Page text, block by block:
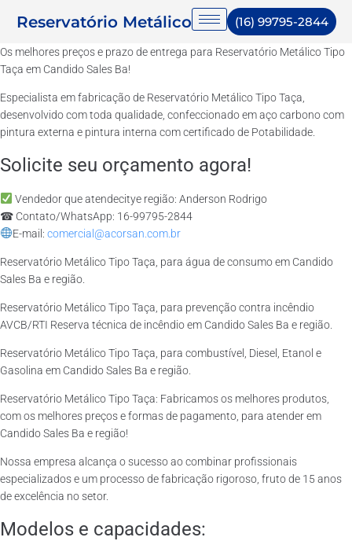
Reservatório Metálico (16) 99795-2844
Os melhores preços e prazo de entrega para Reservatório Metálico Tipo
Taça em Candido Sales Ba!
Especialista em fabricação de Reservatório Metálico Tipo Taça,
desenvolvido com toda qualidade, confeccionado em aço carbono com
pintura externa e pintura interna com certificado de Potabilidade.
Solicite seu orçamento agora!
Vendedor que atendecitye região: Anderson Rodrigo
☎ Contato/WhatsApp: 16-99795-2844
E-mail: comercial@acorsan.com.br
Reservatório Metálico Tipo Taça, para água de consumo em Candido
Sales Ba e região.
Reservatório Metálico Tipo Taça, para prevenção contra incêndio
AVCB/RTI Reserva técnica de incêndio em Candido Sales Ba e região.
Reservatório Metálico Tipo Taça, para combustível, Diesel, Etanol e
Gasolina em Candido Sales Ba e região.
Reservatório Metálico Tipo Taça: Fabricamos os melhores produtos,
com os melhores preços e formas de pagamento, para atender em
Candido Sales Ba e região!
Nossa empresa alcança o sucesso ao combinar profissionais
especializados e um processo de fabricação rigoroso, fruto de 15 anos
de excelência no setor.
Modelos e capacidades: